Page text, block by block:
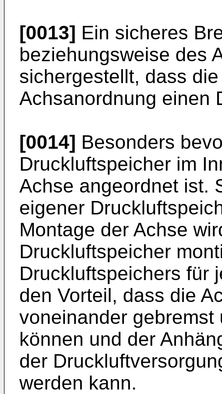
[0013] Ein sicheres
beziehungsweise des
sichergestellt, dass
Achsanordnung einen
[0014] Besonders
Druckluftspeicher im
Achse angeordnet ist.
eigener
Montage der Achse
Druckluftspeicher
Druckluftspeichers für
den Vorteil, dass die
voneinander
können und der
der
werden kann.